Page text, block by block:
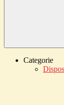
Categorie